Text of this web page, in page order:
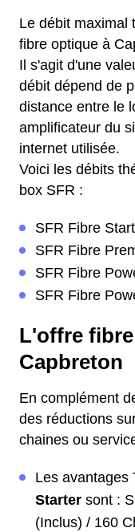
Le débit maximal
fibre optique à
Il s'agit d'une
débit dépend de
distance entre le
amplificateur du
internet utilisée.
Voici les débits
box SFR :
SFR Fibre
SFR Fibre
SFR Fibre
SFR Fibre
L'offre fibre
Capbreton
En complément
des réductions
chaines ou
Les avantages
Starter sont :
(Inclus) / 160